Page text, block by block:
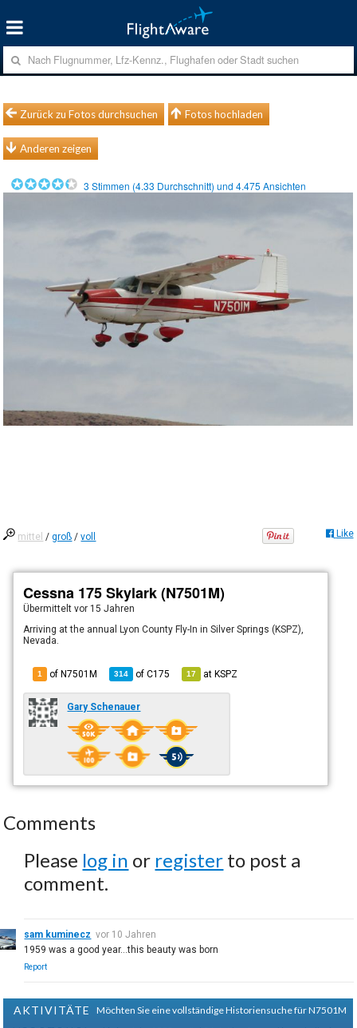
Zurück zu Fotos durchsuchen Fotos hochladen
Anderen zeigen
3 Stimmen (4.33 Durchschnitt) und4.475 Ansichten
mittel /groß /voll Like
Cessna 175 Skylark (N7501M)
Übermitteltvor 15 Jahren
Arriving at the annual Lyon County Fly-In in Silver Springs (KSPZ),
Nevada.
1 of N7501M 314 ofC175 17 atKSPZ
Gary Schenauer
Comments
Please log in or register to post a
comment.
sam kuminecz vor 10 Jahren
1959 was a good year...this beauty was born
Report
AKTIVITÄTE
Möchten Sie eine vollständige Historiensuche für N7501M